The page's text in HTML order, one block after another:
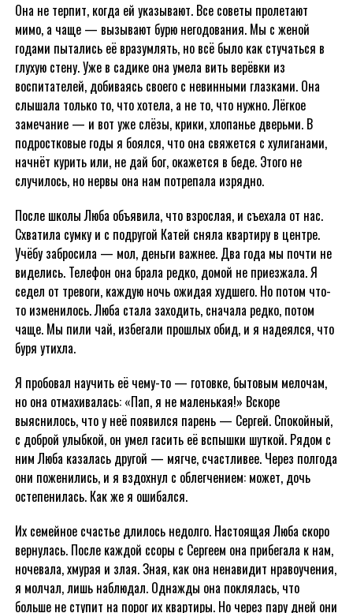
Она не терпит, когда ей указывают. Все советы пролетают
мимо, а чаще — вызывают бурю негодования. Мы с женой
годами пытались её вразумлять, но всё было как стучаться в
глухую стену. Уже в садике она умела вить верёвки из
воспитателей, добиваясь своего с невинными глазками. Она
слышала только то, что хотела, а не то, что нужно. Лёгкое
замечание — и вот уже слёзы, крики, хлопанье дверьми. В
подростковые годы я боялся, что она свяжется с хулиганами,
начнёт курить или, не дай бог, окажется в беде. Этого не
случилось, но нервы она нам потрепала изрядно.
После школы Люба объявила, что взрослая, и съехала от нас.
Схватила сумку и с подругой Катей сняла квартиру в центре.
Учёбу забросила — мол, деньги важнее. Два года мы почти не
виделись. Телефон она брала редко, домой не приезжала. Я
седел от тревоги, каждую ночь ожидая худшего. Но потом что-
то изменилось. Люба стала заходить, сначала редко, потом
чаще. Мы пили чай, избегали прошлых обид, и я надеялся, что
буря утихла.
Я пробовал научить её чему-то — готовке, бытовым мелочам,
но она отмахивалась: «Пап, я не маленькая!» Вскоре
выяснилось, что у неё появился парень — Сергей. Спокойный,
с доброй улыбкой, он умел гасить её вспышки шуткой. Рядом с
ним Люба казалась другой — мягче, счастливее. Через полгода
они поженились, и я вздохнул с облегчением: может, дочь
остепенилась. Как же я ошибался.
Их семейное счастье длилось недолго. Настоящая Люба скоро
вернулась. После каждой ссоры с Сергеем она прибегала к нам,
ночевала, хмурая и злая. Зная, как она ненавидит нравоучения,
я молчал, лишь наблюдал. Однажды она поклялась, что
больше не ступит на порог их квартиры. Но через пару дней они